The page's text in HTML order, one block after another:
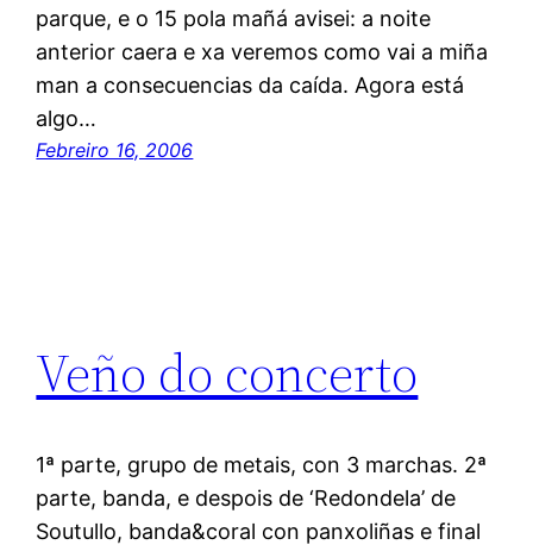
parque, e o 15 pola mañá avisei: a noite
anterior caera e xa veremos como vai a miña
man a consecuencias da caída. Agora está
algo…
Febreiro 16, 2006
Veño do concerto
1ª parte, grupo de metais, con 3 marchas. 2ª
parte, banda, e despois de ‘Redondela’ de
Soutullo, banda&coral con panxoliñas e final